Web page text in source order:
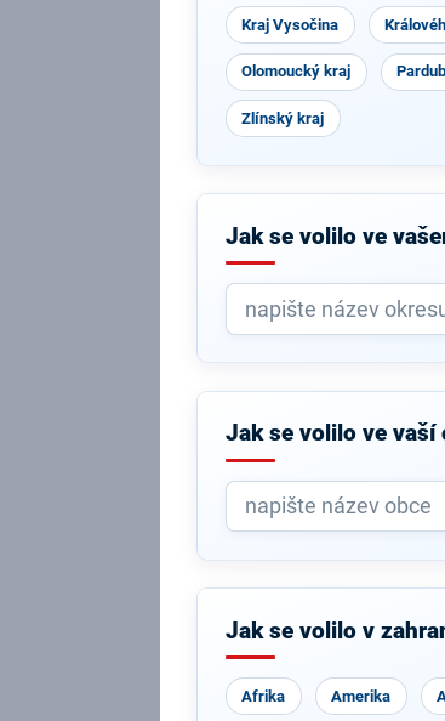
Kraj Vysočina
Olomoucký kraj
Zlínský kraj
Jak se volilo ve
Jak se volilo ve vaší
Jak se volilo v
Afrika Amerika